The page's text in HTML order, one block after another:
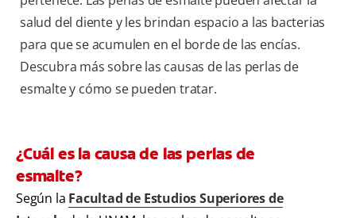
salud del diente y les brindan espacio a las bacterias
para que se acumulen en el borde de las encías.
Descubra más sobre las causas de las perlas de
esmalte y cómo se pueden tratar.
¿Cuál es la causa de las perlas de
esmalte?
Según la Facultad de Estudios Superiores de